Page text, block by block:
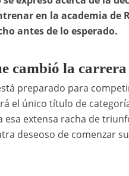
en la academia
antes de lo esperado.
cambió la
preparado para
el único título de
esa extensa racha de
deseoso de comenzar